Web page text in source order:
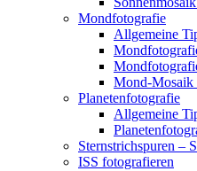
Mondfotografie
Allgemeine
Mond-Mosaik
Planetenfotografie
Allgemeine
Sternstrichspuren –
ISS fotografieren